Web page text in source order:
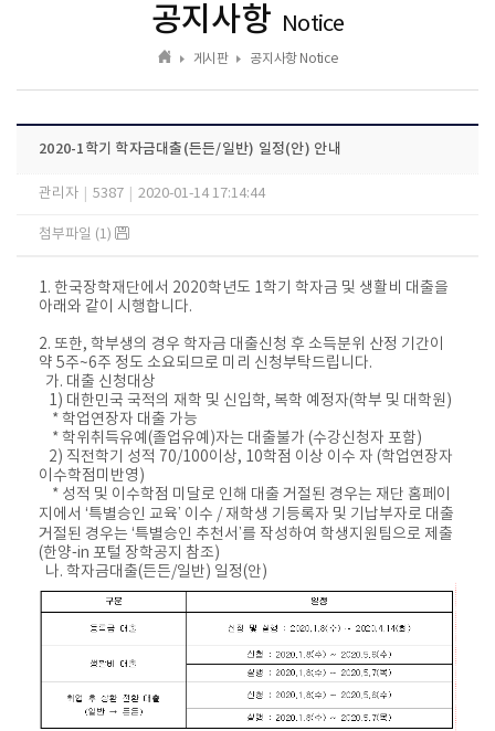
공지사항 Notice
게시판 공지사항 Notice
2020-1학기 학자금대출(든든/일반) 일정(안) 안내
관리자 5387 2020-01-14 17:14:44
첨부파일 (1)
1. 한국장학재단에서 2020학년도 1학기 학자금 및 생활비 대출을
아래와 같이 시행합니다.
2. 또한, 학부생의 경우 학자금 대출신청 후 소득분위 산정 기간이
약 5주~6주 정도 소요되므로 미리 신청부탁드립니다.
가. 대출 신청대상
1) 대한민국 국적의 재학 및 신입학, 복학 예정자(학부 및 대학원)
* 학업연장자 대출 가능
* 학위취득유예(졸업유예)자는 대출불가 (수강신청자 포함)
2) 직전학기 성적 70/100이상, 10학점 이상 이수 자 (학업연장자
이수학점미반영)
* 성적 및 이수학점 미달로 인해 대출 거절된 경우는 재단 홈페이
지에서 ‘특별승인 교육’ 이수 / 재학생 기등록자 및 기납부자로 대출
거절된 경우는 ‘특별승인 추천서’를 작성하여 학생지원팀으로 제출
(한양-in 포털 장학공지 참조)
나. 학자금대출(든든/일반) 일정(안)